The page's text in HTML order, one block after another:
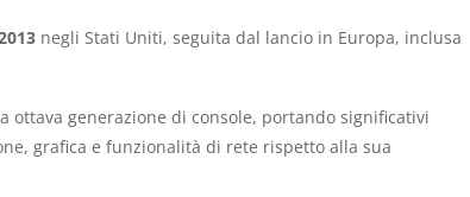
negli Stati Uniti, seguita dal lancio in Europa, inclusa
ottava generazione di console, portando significativi
grafica e funzionalità di rete rispetto alla sua